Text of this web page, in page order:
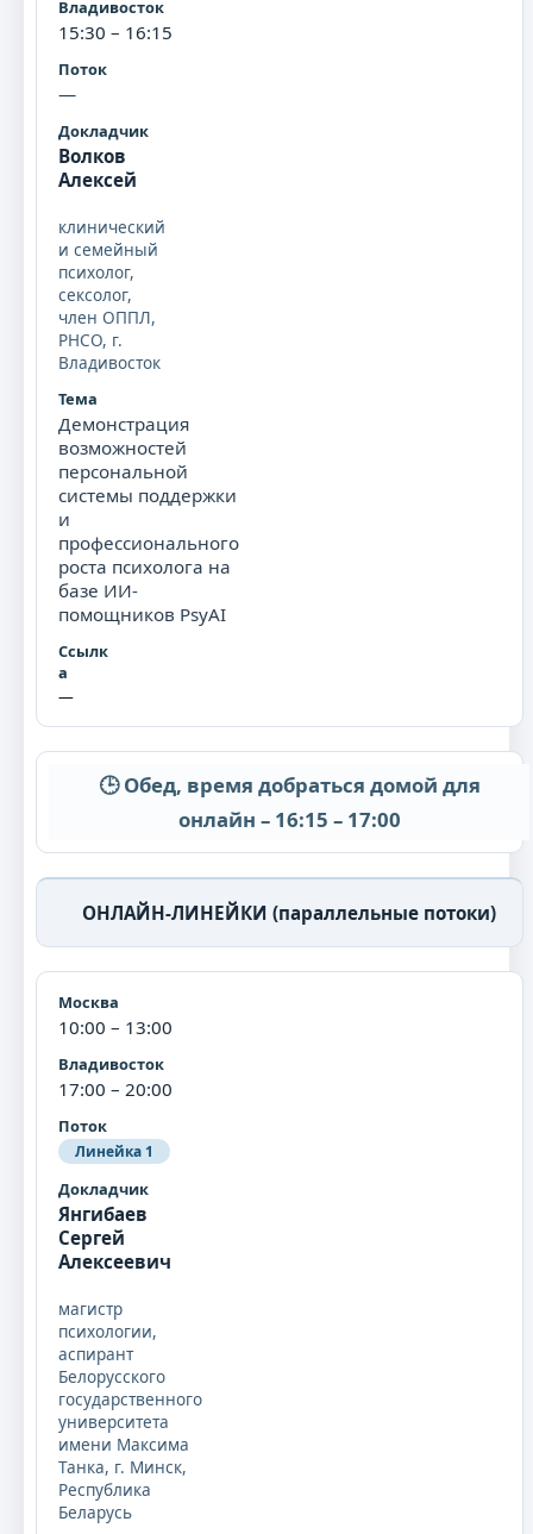
15:30 – 16:15
—
Волков
Алексей
клинический
и семейный
психолог,
сексолог,
член ОППЛ,
РНСО, г.
Владивосток
Демонстрация
возможностей
персональной
системы поддержки
и
профессионального
роста психолога на
базе ИИ-
помощников PsyAI
—
🕒 Обед, время добраться домой для
онлайн – 16:15 – 17:00
ОНЛАЙН-ЛИНЕЙКИ (параллельные потоки)
10:00 – 13:00
17:00 – 20:00
Линейка 1
Янгибаев
Сергей
Алексеевич
магистр
психологии,
аспирант
Белорусского
государственного
университета
имени Максима
Танка, г. Минск,
Республика
Беларусь